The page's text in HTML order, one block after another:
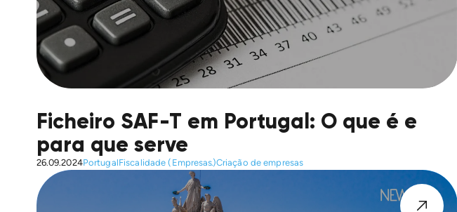
Ficheiro SAF-T em Portugal: O que é e
para que serve
26.09.2024PortugalFiscalidade (Empresas)Criação de empresas